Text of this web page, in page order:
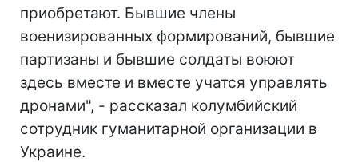
приобретают. Бывшие члены
военизированных формирований, бывшие
партизаны и бывшие солдаты воюют
здесь вместе и вместе учатся управлять
дронами", - рассказал колумбийский
сотрудник гуманитарной организации в
Украине.